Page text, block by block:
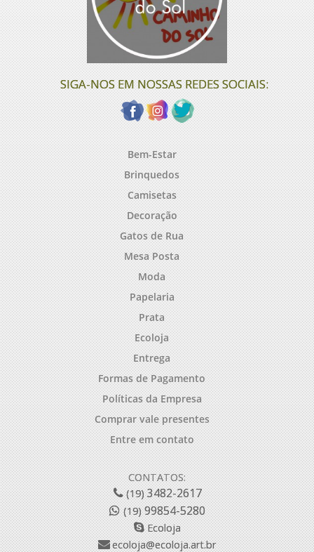
SIGA-NOS EM NOSSAS REDES SOCIAIS:
Bem-Estar
Brinquedos
Camisetas
Decoração
Gatos de Rua
Mesa Posta
Moda
Papelaria
Prata
Ecoloja
Entrega
Formas de Pagamento
Políticas da Empresa
Comprar vale presentes
Entre em contato
CONTATOS:
(19)3482-2617
(19)99854-5280
Ecoloja
ecoloja@ecoloja.art.br